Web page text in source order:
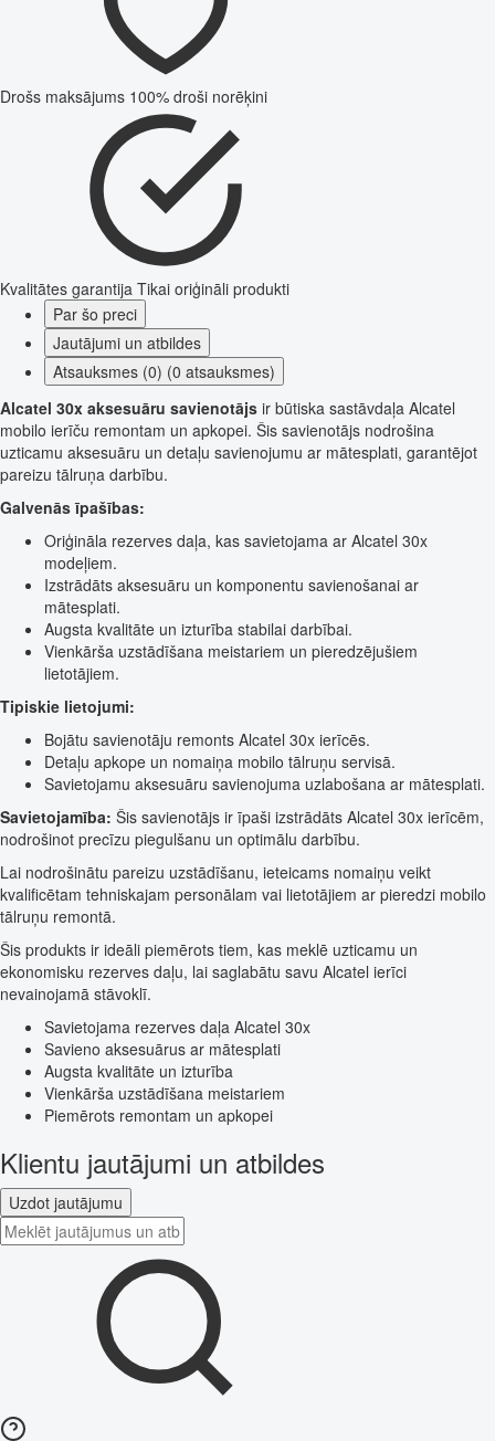
Drošs maksājums 100% droši norēķini
Kvalitātes garantija Tikai oriģināli produkti
Par šo preci
Jautājumi un atbildes
Atsauksmes (0) (0 atsauksmes)
Alcatel 30x aksesuāru savienotājs ir būtiska sastāvdaļa Alcatel
mobilo ierīču remontam un apkopei. Šis savienotājs nodrošina
uzticamu aksesuāru un detaļu savienojumu ar mātesplati, garantējot
pareizu tālruņa darbību.
Galvenās īpašības:
Oriģināla rezerves daļa, kas savietojama ar Alcatel 30x
modeļiem.
Izstrādāts aksesuāru un komponentu savienošanai ar
mātesplati.
Augsta kvalitāte un izturība stabilai darbībai.
Vienkārša uzstādīšana meistariem un pieredzējušiem
lietotājiem.
Tipiskie lietojumi:
Bojātu savienotāju remonts Alcatel 30x ierīcēs.
Detaļu apkope un nomaiņa mobilo tālruņu servisā.
Savietojamu aksesuāru savienojuma uzlabošana ar mātesplati.
Savietojamība: Šis savienotājs ir īpaši izstrādāts Alcatel 30x ierīcēm,
nodrošinot precīzu piegulšanu un optimālu darbību.
Lai nodrošinātu pareizu uzstādīšanu, ieteicams nomaiņu veikt
kvalificētam tehniskajam personālam vai lietotājiem ar pieredzi mobilo
tālruņu remontā.
Šis produkts ir ideāli piemērots tiem, kas meklē uzticamu un
ekonomisku rezerves daļu, lai saglabātu savu Alcatel ierīci
nevainojamā stāvoklī.
Savietojama rezerves daļa Alcatel 30x
Savieno aksesuārus ar mātesplati
Augsta kvalitāte un izturība
Vienkārša uzstādīšana meistariem
Piemērots remontam un apkopei
Klientu jautājumi un atbildes
Uzdot jautājumu